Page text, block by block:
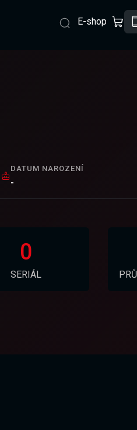
E-shop
DATUM NAROZENÍ
-
0
SERIÁL